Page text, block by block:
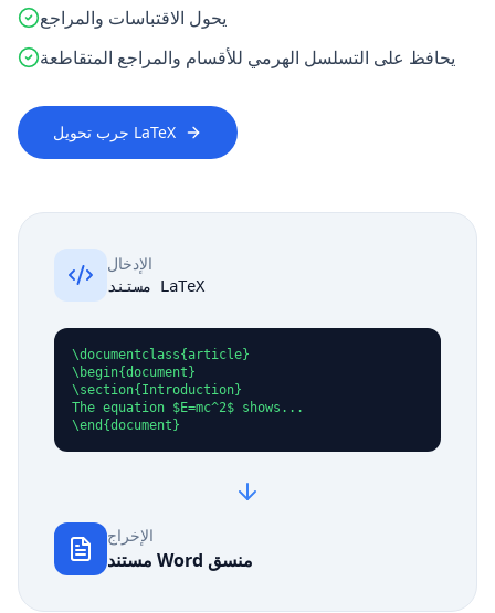
يحول الاقتباسات والمراجع
يحافظ على التسلسل الهرمي للأقسام والمراجع المتقاطعة
جرب تحويل LaTeX
الإدخال
مستند LaTeX
\documentclass{article}
\begin{document}
\section{Introduction}
The equation $E=mc^2$ shows...
\end{document}
الإخراج
مستند Word منسق